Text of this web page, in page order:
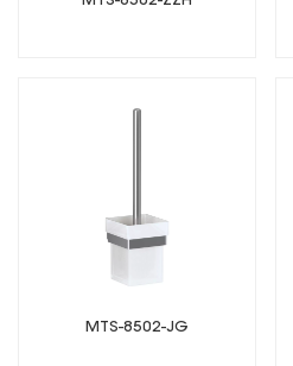
MTS-8502-JG